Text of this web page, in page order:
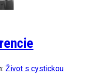
Život s cystickou